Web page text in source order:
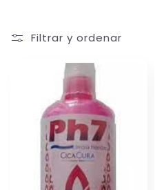
Filtrar y ordenar